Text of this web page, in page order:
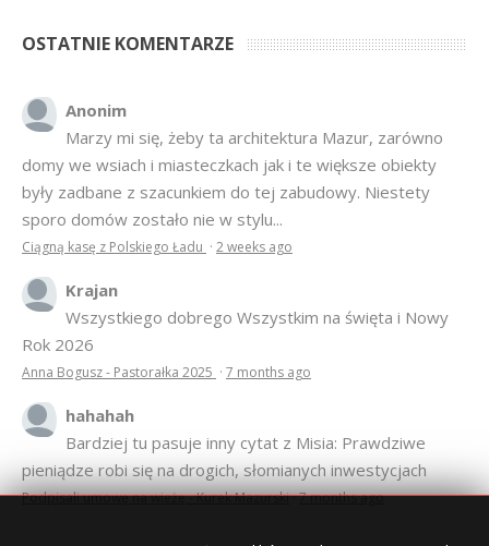
OSTATNIE KOMENTARZE
Anonim
Marzy mi się, żeby ta architektura Mazur, zarówno
domy we wsiach i miasteczkach jak i te większe obiekty
były zadbane z szacunkiem do tej zabudowy. Niestety
sporo domów zostało nie w stylu...
Ciągną kasę z Polskiego Ładu · 2 weeks ago
Krajan
Wszystkiego dobrego Wszystkim na święta i Nowy
Rok 2026
Anna Bogusz - Pastorałka 2025 · 7 months ago
hahahah
Bardziej tu pasuje inny cytat z Misia: Prawdziwe
pieniądze robi się na drogich, słomianych inwestycjach
Podpisali umowę na wieżę - Kurek Mazurski·7 months ago